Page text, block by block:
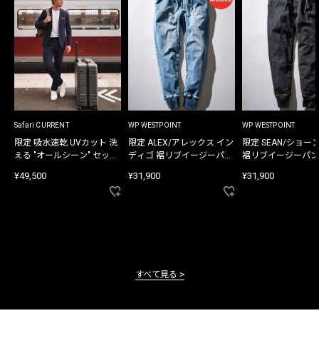
Safari CURRENT
限定 吸水速乾 UVカット 洗
える "オールシーン" セット
¥49,500
WP WESTPOINT
限定 ALEX/アレックス イン
ディゴ 裾リブイージーパン
¥31,900
WP WESTPOINT
限定 SEAN/ショー
裾リブイージーパ
¥31,900
すべて見る